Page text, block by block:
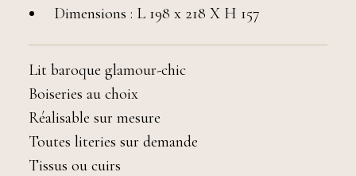
Dimensions : L 198 x 218 X H 157
Lit baroque glamour-chic
Boiseries au choix
Réalisable sur mesure
Toutes literies sur demande
Tissus ou cuirs